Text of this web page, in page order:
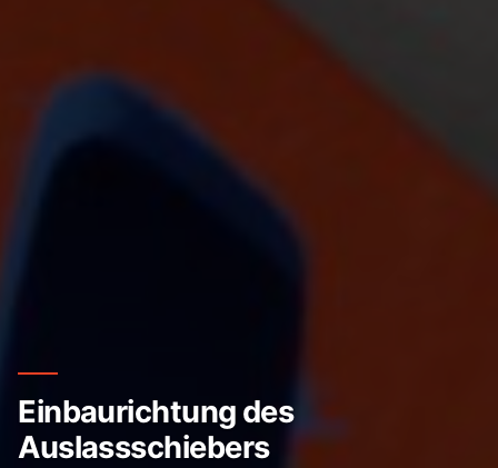
Einbaurichtung des
Auslassschiebers